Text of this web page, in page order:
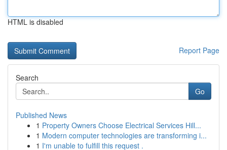
HTML is disabled
Report Page
Search
Go
Published News
1 Property Owners Choose Electrical Services Hill...
1 Modern computer technologies are transforming i...
1 I'm unable to fulfill this request .